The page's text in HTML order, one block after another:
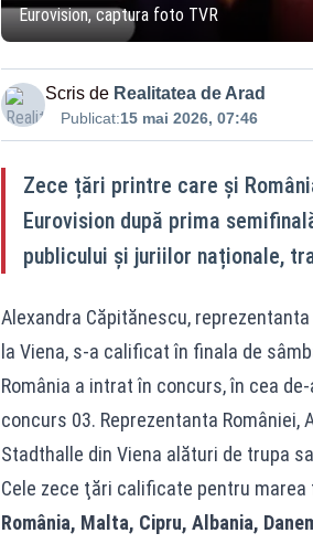
Eurovision, captura foto TVR
Scris de Realitatea de Arad
Publicat:15 mai 2026, 07:46
Zece țări printre care și
Eurovision după prima
publicului și juriilor naționale,
Alexandra Căpitănescu,
la Viena, s-a calificat în finala de
România a intrat în concurs, în cea
concurs 03. Reprezentanta României,
Stadthalle din Viena alături de trupa
Cele zece ţări calificate pentru marea
România, Malta, Cipru, Albania,